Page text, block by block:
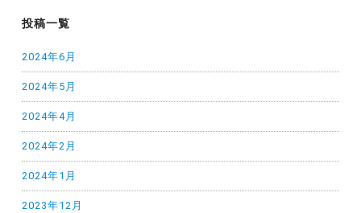
投稿一覧
2024年6月
2024年5月
2024年4月
2024年2月
2024年1月
2023年12月